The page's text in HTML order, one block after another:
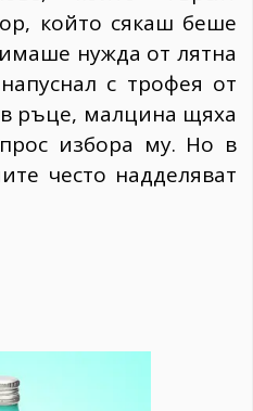
който сякаш беше
нужда от лятна
с трофея от
ръце, малцина щяха
избора му. Но в
често надделяват